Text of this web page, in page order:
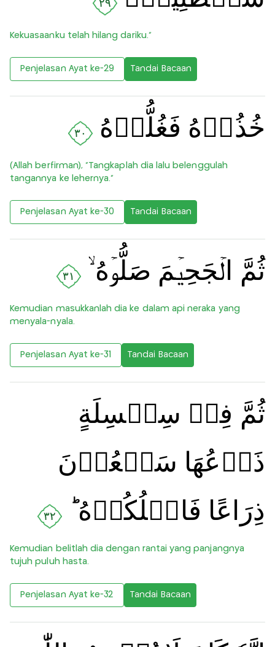
٢٩
Kekuasaanku telah hilang dariku.”
Penjelasan Ayat ke-29 Tandai Bacaan
خُذُوۡهُ فَغُلُّوۡهُ ٣٠
(Allah berfirman), “Tangkaplah dia lalu belenggulah
tangannya ke lehernya.”
Penjelasan Ayat ke-30 Tandai Bacaan
ثُمَّ الۡجَحِيۡمَ صَلُّوۡهُ ۙ‏ ٣١
Kemudian masukkanlah dia ke dalam api neraka yang
menyala-nyala.
Penjelasan Ayat ke-31 Tandai Bacaan
ثُمَّ فِىۡ سِلۡسِلَةٍ
ذَرۡعُهَا سَبۡعُوۡنَ
ذِرَاعًا فَاسۡلُكُوۡهُ ؕ‏
٣٢
Kemudian belitlah dia dengan rantai yang panjangnya
tujuh puluh hasta.
Penjelasan Ayat ke-32 Tandai Bacaan